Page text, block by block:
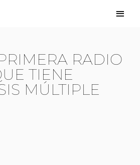
Menú
RADIO
TIENE
MÚLTIPLE